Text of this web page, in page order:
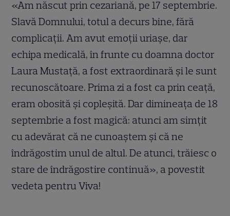
«Am născut prin cezariană, pe 17 septembrie.
Slavă Domnului, totul a decurs bine, fără
complicații. Am avut emoții uriașe, dar
echipa medicală, în frunte cu doamna doctor
Laura Mustață, a fost extraordinară și le sunt
recunoscătoare. Prima zi a fost ca prin ceață,
eram obosită și copleșită. Dar dimineața de 18
septembrie a fost magică: atunci am simțit
cu adevărat că ne cunoaștem și că ne
îndrăgostim unul de altul. De atunci, trăiesc o
stare de îndrăgostire continuă», a povestit
vedeta pentru Viva!